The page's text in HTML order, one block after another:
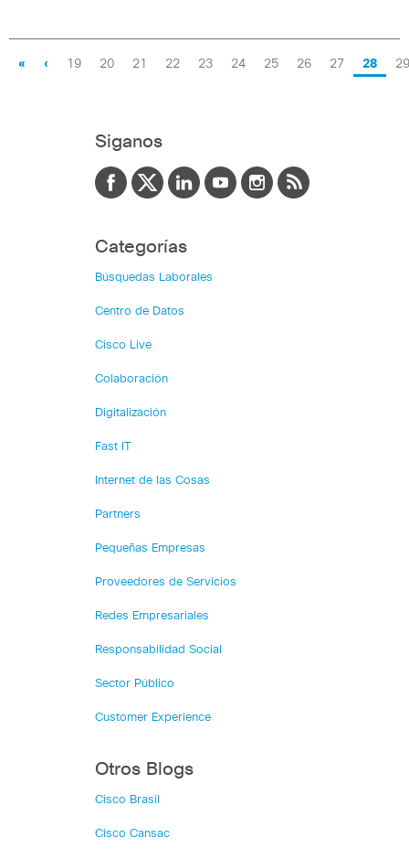
« ‹ 19 20 21 22 23 24 25 26 27 28 29
Siganos
Categorías
Búsquedas Laborales
Centro de Datos
Cisco Live
Colaboración
Digitalización
Fast IT
Internet de las Cosas
Partners
Pequeñas Empresas
Proveedores de Servicios
Redes Empresariales
Responsabilidad Social
Sector Público
Customer Experience
Otros Blogs
Cisco Brasil
Cisco Cansac